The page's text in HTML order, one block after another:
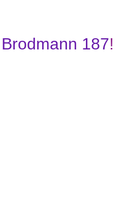
Brodmann 187!